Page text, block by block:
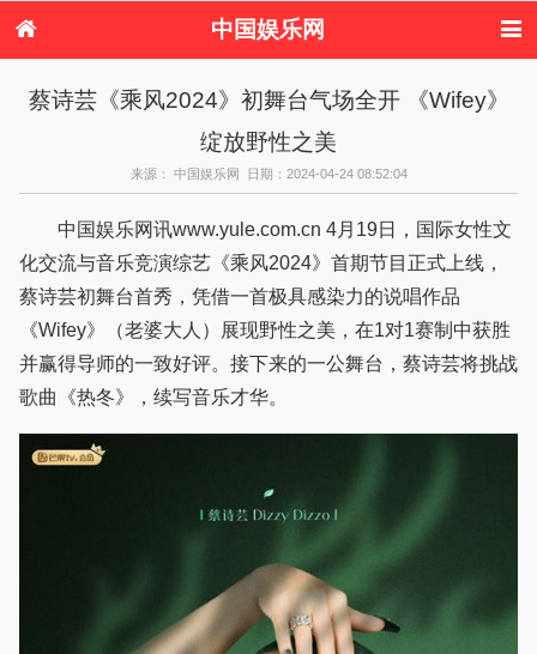
中国娱乐网
电视剧
演唱会 综艺节目
偶像活动
蔡诗芸《乘风2024》初舞台气场全开 《Wifey》
绽放野性之美
来源： 中国娱乐网 日期：2024-04-24 08:52:04
中国娱乐网讯www.yule.com.cn 4月19日，国际女性文
化交流与音乐竞演综艺《乘风2024》首期节目正式上线，
蔡诗芸初舞台首秀，凭借一首极具感染力的说唱作品
《Wifey》（老婆大人）展现野性之美，在1对1赛制中获胜
并赢得导师的一致好评。接下来的一公舞台，蔡诗芸将挑战
歌曲《热冬》，续写音乐才华。